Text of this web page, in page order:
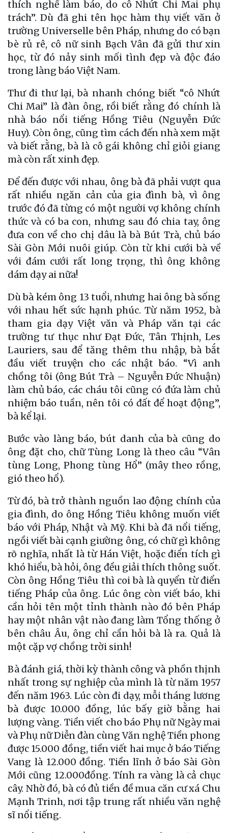
thích nghề làm báo, do cô Nhứt Chi Mai phụ
trách”. Dù đã ghi tên học hàm thụ viết văn ở
trường Universelle bên Pháp, nhưng do có bạn
bè rủ rê, cô nữ sinh Bạch Vân đã gửi thư xin
học, từ đó nảy sinh mối tình đẹp và độc đáo
trong làng báo Việt Nam.
Thư đi thư lại, bà nhanh chóng biết “cô Nhứt
Chi Mai” là đàn ông, rồi biết rằng đó chính là
nhà báo nổi tiếng Hồng Tiêu (Nguyễn Ðức
Huy). Còn ông, cũng tìm cách đến nhà xem mặt
và biết rằng, bà là cô gái không chỉ giỏi giang
mà còn rất xinh đẹp.
Ðể đến được với nhau, ông bà đã phải vượt qua
rất nhiều ngăn cản của gia đình bà, vì ông
trước đó đã từng có một người vợ không chính
thức và có ba con, nhưng sau đó chia tay, ông
đưa con về cho chị dâu là bà Bút Trà, chủ báo
Sài Gòn Mới nuôi giúp. Còn từ khi cưới bà về
với đám cưới rất long trọng, thì ông không
dám dạy ai nữa!
Dù bà kém ông 13 tuổi, nhưng hai ông bà sống
với nhau hết sức hạnh phúc. Từ năm 1952, bà
tham gia dạy Việt văn và Pháp văn tại các
trường tư thục như Ðạt Ðức, Tân Thịnh, Les
Lauriers, sau để tăng thêm thu nhập, bà bắt
đầu viết truyện cho các nhật báo. “Vì anh
chồng tôi (ông Bút Trà – Nguyễn Ðức Nhuận)
làm chủ báo, các cháu tôi cũng có đứa làm chủ
nhiệm báo tuần, nên tôi có đất để hoạt động”,
bà kể lại.
Bước vào làng báo, bút danh của bà cũng do
ông đặt cho, chữ Tùng Long là theo câu “Vân
tùng Long, Phong tùng Hổ” (mây theo rồng,
gió theo hổ).
Từ đó, bà trở thành nguồn lao động chính của
gia đình, do ông Hồng Tiêu không muốn viết
báo với Pháp, Nhật và Mỹ. Khi bà đã nổi tiếng,
ngồi viết bài cạnh giường ông, có chữ gì không
rõ nghĩa, nhất là từ Hán Việt, hoặc điển tích gì
khó hiểu, bà hỏi, ông đều giải thích thông suốt.
Còn ông Hồng Tiêu thì coi bà là quyển từ điển
tiếng Pháp của ông. Lúc ông còn viết báo, khi
cần hỏi tên một tỉnh thành nào đó bên Pháp
hay một nhân vật nào đang làm Tổng thống ở
bên châu Âu, ông chỉ cần hỏi bà là ra. Quả là
một cặp vợ chồng trời sinh!
Bà đánh giá, thời kỳ thành công và phồn thịnh
nhất trong sự nghiệp của mình là từ năm 1957
đến năm 1963. Lúc còn đi dạy, mỗi tháng lương
bà được 10.000 đồng, lúc bấy giờ bằng hai
lượng vàng. Tiền viết cho báo Phụ nữ Ngày mai
và Phụ nữ Diễn đàn cùng Văn nghệ Tiền phong
được 15.000 đồng, tiền viết hai mục ở báo Tiếng
Vang là 12.000 đồng. Tiền lĩnh ở báo Sài Gòn
Mới cũng 12.000đồng. Tính ra vàng là cả chục
cây. Nhờ đó, bà có đủ tiền đề mua căn cư xá Chu
Mạnh Trinh, nơi tập trung rất nhiều văn nghệ
sĩ nổi tiếng.